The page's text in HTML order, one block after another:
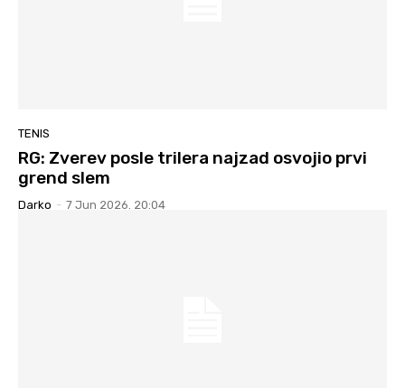
TENIS
RG: Zverev posle trilera najzad osvojio prvi
grend slem
Darko - 7 Jun 2026. 20:04